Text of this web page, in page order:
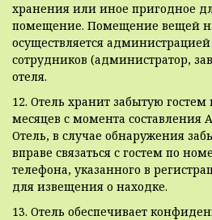
хранения или иное пригодное
помещение. Помещение вещей
осуществляется
сотрудников (администратор,
отеля.
12. Отель хранит забытую
месяцев с момента составления
Отель, в случае обнаружения
вправе связаться с гостем по
телефона, указанного в
для извещения о находке.
13. Отель обеспечивает